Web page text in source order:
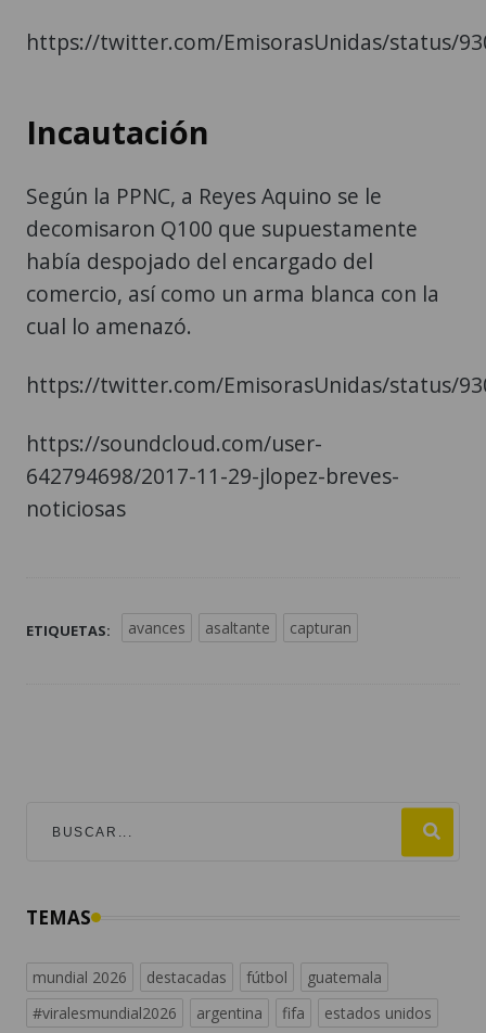
https://twitter.com/EmisorasUnidas/status/
Incautación
Según la PPNC, a Reyes Aquino se le
decomisaron Q100 que supuestamente
había despojado del encargado del
comercio, así como un arma blanca con la
cual lo amenazó.
https://twitter.com/EmisorasUnidas/status/
https://soundcloud.com/user-
642794698/2017-11-29-jlopez-breves-
noticiosas
ETIQUETAS: avances asaltante capturan
TEMAS
mundial 2026 destacadas fútbol
guatemala
#viralesmundial2026
argentina fifa
estados unidos